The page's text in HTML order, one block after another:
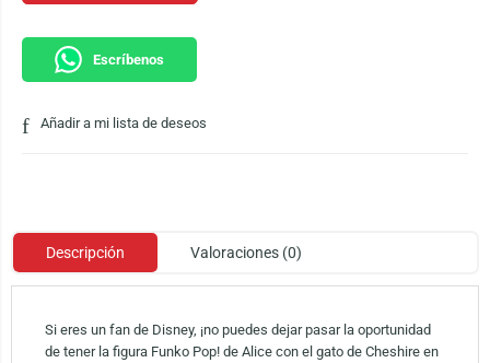
Escríbenos
Añadir a mi lista de deseos
Descripción Valoraciones (0)
Si eres un fan de Disney, ¡no puedes dejar pasar la oportunidad
de tener la figura Funko Pop! de Alice con el gato de Cheshire en